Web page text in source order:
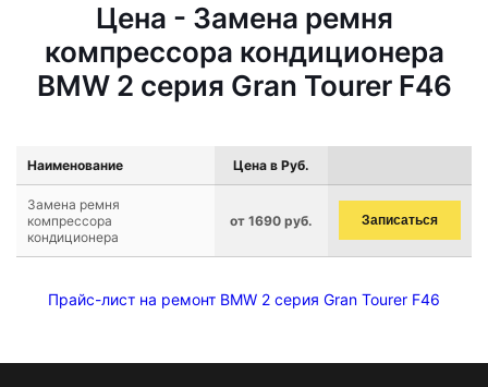
Цена - Замена ремня
компрессора кондиционера
BMW 2 серия Gran Tourer F46
Наименование Цена в Руб.
Замена ремня
компрессора
кондиционера
от 1690 руб. Записаться
Прайс-лист на ремонт BMW 2 серия Gran Tourer F46